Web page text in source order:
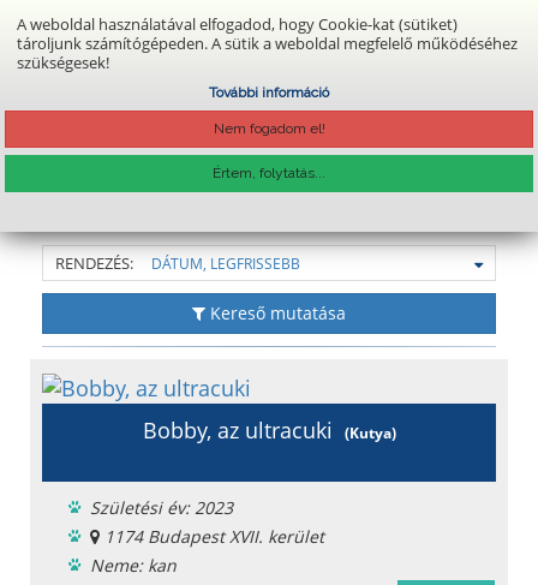
A weboldal használatával elfogadod, hogy Cookie-kat (sütiket)
tároljunk számítógépeden. A sütik a weboldal megfelelő működéséhez
szükségesek!
További információ
Nem fogadom el!
Értem, folytatás...
Főoldal Gazdikeresők
Hirdetések
RENDEZÉS: DÁTUM, LEGFRISSEBB
Kereső mutatása
Bobby, az ultracuki (Kutya)
Születési év: 2023
1174 Budapest XVII. kerület
Neme: kan